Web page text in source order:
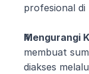
profesional di
Mengurangi
membuat
diakses